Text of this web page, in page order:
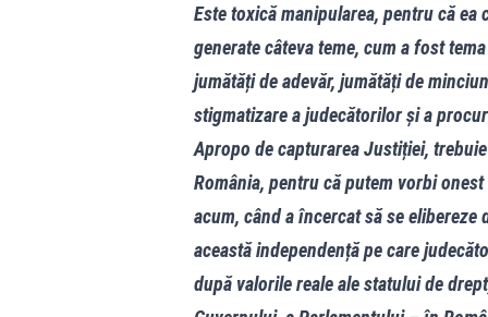
Este toxică manipularea, pentru că
generate câteva teme, cum a fost
jumătăți de adevăr, jumătăți de
stigmatizare a judecătorilor și a
Apropo de capturarea Justiției,
România, pentru că putem vorbi
acum, când a încercat să se
această independență pe care
după valorile reale ale statului de